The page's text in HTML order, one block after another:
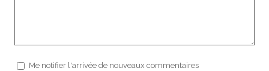
Me notifier l'arrivée de nouveaux commentaires